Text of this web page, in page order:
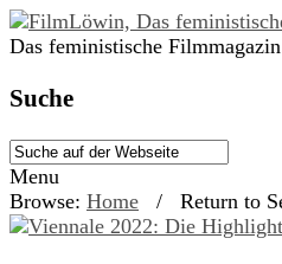
Das feministische Filmmagazin
Suche
Menu
Browse: Home / Return to